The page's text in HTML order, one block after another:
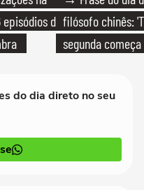
de filósofo chinês:
segunda
do dia direto no seu